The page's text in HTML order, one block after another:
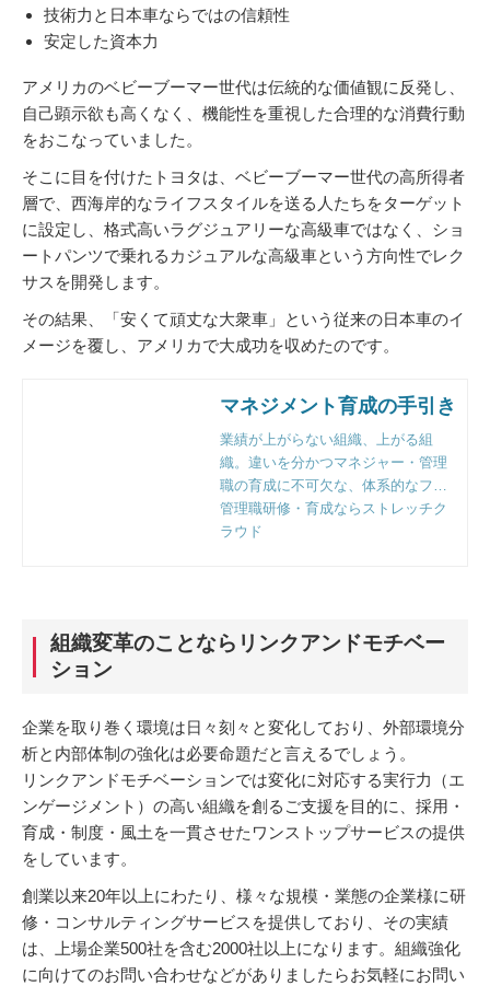
技術力と日本車ならではの信頼性
安定した資本力
アメリカのベビーブーマー世代は伝統的な価値観に反発し、
自己顕示欲も高くなく、機能性を重視した合理的な消費行動
をおこなっていました。
そこに目を付けたトヨタは、ベビーブーマー世代の高所得者
層で、西海岸的なライフスタイルを送る人たちをターゲット
に設定し、格式高いラグジュアリーな高級車ではなく、ショ
ートパンツで乗れるカジュアルな高級車という方向性でレク
サスを開発します。
その結果、「安くて頑丈な大衆車」という従来の日本車のイ
メージを覆し、アメリカで大成功を収めたのです。
マネジメント育成の手引き
業績が上がらない組織、上がる組
織。違いを分かつマネジャー・管理
職の育成に不可欠な、体系的なフレ
ームワークと実践のポイントとは。
組織人事のプロフェッショナルファ
管理職研修・育成ならストレッチク
ラウド
組織変革のことならリンクアンドモチベー
ション
企業を取り巻く環境は日々刻々と変化しており、外部環境分
析と内部体制の強化は必要命題だと言えるでしょう。
リンクアンドモチベーションでは変化に対応する実行力（エ
ンゲージメント）の高い組織を創るご支援を目的に、採用・
育成・制度・風土を一貫させたワンストップサービスの提供
をしています。
創業以来20年以上にわたり、様々な規模・業態の企業様に研
修・コンサルティングサービスを提供しており、その実績
は、上場企業500社を含む2000社以上になります。組織強化
に向けてのお問い合わせなどがありましたらお気軽にお問い